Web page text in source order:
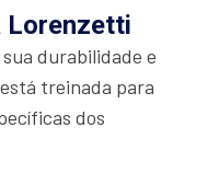
Lorenzetti
durabilidade e
treinada para
dos